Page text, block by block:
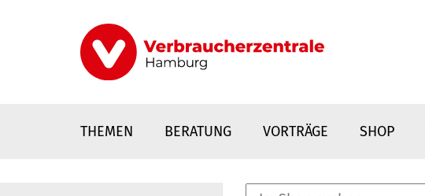
THEMEN BERATUNG VORTRÄGE SHOP